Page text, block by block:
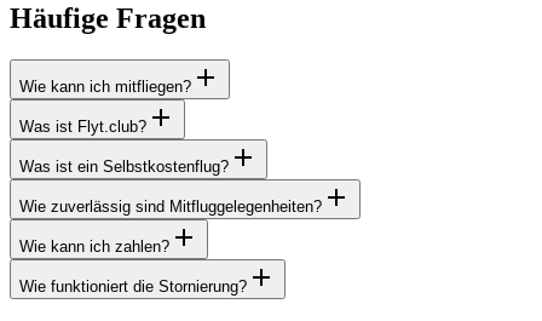
Häufige Fragen
Wie kann ich mitfliegen?
Was ist Flyt.club?
Was ist ein Selbstkostenflug?
Wie zuverlässig sind Mitfluggelegenheiten?
Wie kann ich zahlen?
Wie funktioniert die Stornierung?